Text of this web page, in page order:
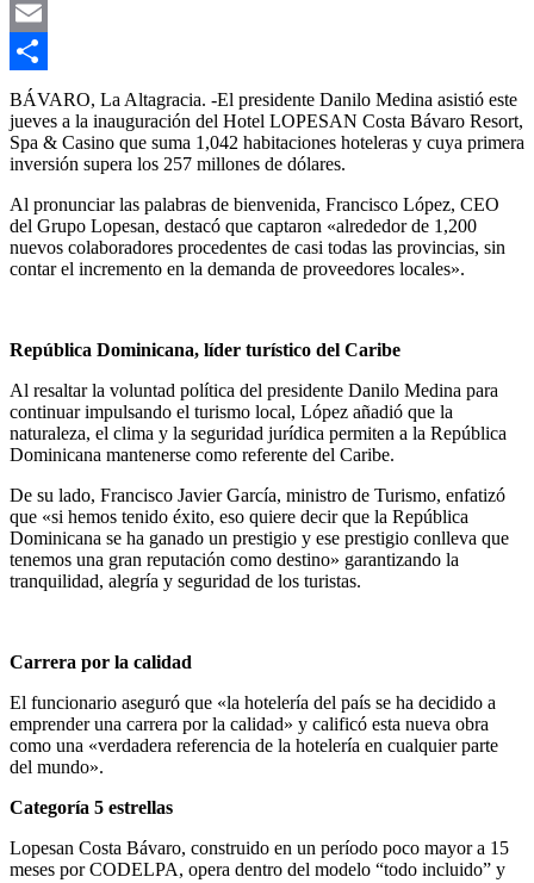
Gmail
Email
Compartir
BÁVARO, La Altagracia. -El presidente Danilo Medina asistió este
jueves a la inauguración del Hotel LOPESAN Costa Bávaro Resort,
Spa & Casino que suma 1,042 habitaciones hoteleras y cuya primera
inversión supera los 257 millones de dólares.
Al pronunciar las palabras de bienvenida, Francisco López, CEO
del Grupo Lopesan, destacó que captaron «alrededor de 1,200
nuevos colaboradores procedentes de casi todas las provincias, sin
contar el incremento en la demanda de proveedores locales».
República Dominicana, líder turístico del Caribe
Al resaltar la voluntad política del presidente Danilo Medina para
continuar impulsando el turismo local, López añadió que la
naturaleza, el clima y la seguridad jurídica permiten a la República
Dominicana mantenerse como referente del Caribe.
De su lado, Francisco Javier García, ministro de Turismo, enfatizó
que «si hemos tenido éxito, eso quiere decir que la República
Dominicana se ha ganado un prestigio y ese prestigio conlleva que
tenemos una gran reputación como destino» garantizando la
tranquilidad, alegría y seguridad de los turistas.
Carrera por la calidad
El funcionario aseguró que «la hotelería del país se ha decidido a
emprender una carrera por la calidad» y calificó esta nueva obra
como una «verdadera referencia de la hotelería en cualquier parte
del mundo».
Categoría 5 estrellas
Lopesan Costa Bávaro, construido en un período poco mayor a 15
meses por CODELPA, opera dentro del modelo “todo incluido” y